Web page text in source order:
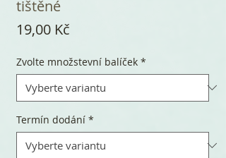
tištěné
19,00 Kč
Zvolte množstevní balíček *
Termín dodání *